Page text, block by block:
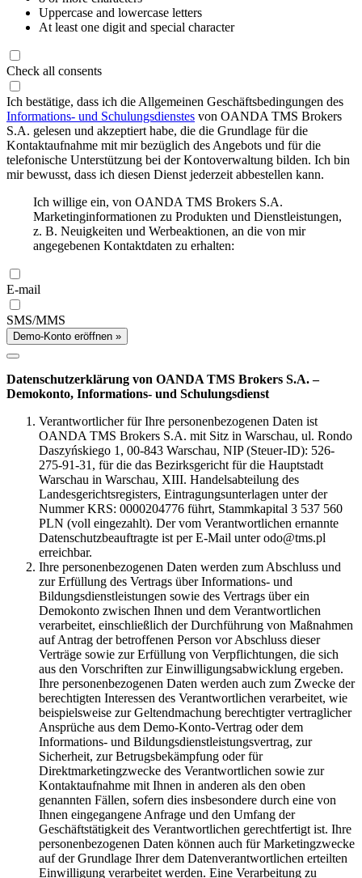
Uppercase and lowercase letters
At least one digit and special character
Check all consents
Ich bestätige, dass ich die Allgemeinen Geschäftsbedingungen des
Informations- und Schulungsdienstes von OANDA TMS Brokers
S.A. gelesen und akzeptiert habe, die die Grundlage für die
Kontaktaufnahme mit mir bezüglich des Angebots und für die
telefonische Unterstützung bei der Kontoverwaltung bilden. Ich bin
mir bewusst, dass ich diesen Dienst jederzeit abbestellen kann.
Ich willige ein, von OANDA TMS Brokers S.A.
Marketinginformationen zu Produkten und Dienstleistungen,
z. B. Neuigkeiten und Werbeaktionen, an die von mir
angegebenen Kontaktdaten zu erhalten:
E-mail
SMS/MMS
Demo-Konto eröffnen »
Datenschutzerklärung von OANDA TMS Brokers S.A. –
Demokonto, Informations- und Schulungsdienst
Verantwortlicher für Ihre personenbezogenen Daten ist
OANDA TMS Brokers S.A. mit Sitz in Warschau, ul. Rondo
Daszyńskiego 1, 00-843 Warschau, NIP (Steuer-ID): 526-
275-91-31, für die das Bezirksgericht für die Hauptstadt
Warschau in Warschau, XIII. Handelsabteilung des
Landesgerichtsregisters, Eintragungsunterlagen unter der
Nummer KRS: 0000204776 führt, Stammkapital 3 537 560
PLN (voll eingezahlt). Der vom Verantwortlichen ernannte
Datenschutzbeauftragte ist per E-Mail unter odo@tms.pl
erreichbar.
Ihre personenbezogenen Daten werden zum Abschluss und
zur Erfüllung des Vertrags über Informations- und
Bildungsdienstleistungen sowie des Vertrags über ein
Demokonto zwischen Ihnen und dem Verantwortlichen
verarbeitet, einschließlich der Durchführung von Maßnahmen
auf Antrag der betroffenen Person vor Abschluss dieser
Verträge sowie zur Erfüllung von Verpflichtungen, die sich
aus den Vorschriften zur Einwilligungsabwicklung ergeben.
Ihre personenbezogenen Daten werden auch zum Zwecke der
berechtigten Interessen des Verantwortlichen verarbeitet, wie
beispielsweise zur Geltendmachung berechtigter vertraglicher
Ansprüche aus dem Demo-Konto-Vertrag oder dem
Informations- und Bildungsdienstleistungsvertrag, zur
Sicherheit, zur Betrugsbekämpfung oder für
Direktmarketingzwecke des Verantwortlichen sowie zur
Kontaktaufnahme mit Ihnen in anderen als den oben
genannten Fällen, sofern dies insbesondere durch eine von
Ihnen eingegangene Anfrage und den Umfang der
Geschäftstätigkeit des Verantwortlichen gerechtfertigt ist. Ihre
personenbezogenen Daten können auch für Marketingzwecke
auf der Grundlage Ihrer dem Datenverantwortlichen erteilten
Einwilligung verarbeitet werden. Eine Verarbeitung zu